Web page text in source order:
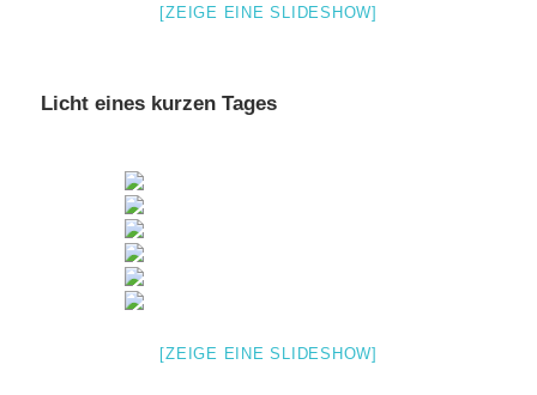
[ZEIGE EINE SLIDESHOW]
Licht eines kurzen Tages
[ZEIGE EINE SLIDESHOW]